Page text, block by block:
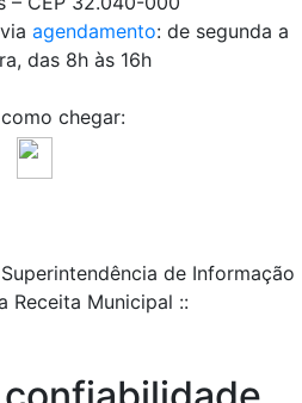
agendamento: de segunda a
das 8h às 16h
chegar:
de Informação
Receita Municipal ::